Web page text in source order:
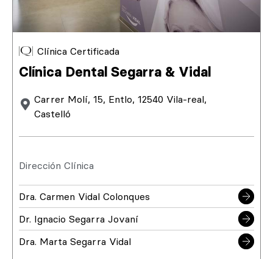
Clínica Certificada
Clínica Dental Segarra & Vidal
Carrer Molí, 15, Entlo, 12540 Vila-real,
Castelló
Dirección Clínica
Dra. Carmen Vidal Colonques
Dr. Ignacio Segarra Jovaní
Dra. Marta Segarra Vidal